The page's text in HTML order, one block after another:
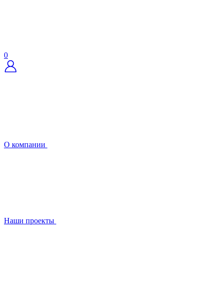
0
О компании
Наши проекты